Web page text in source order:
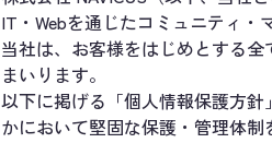
IT・Webを通じたコミュニティ・
当社は、お客様をはじめとする
まいります。
以下に掲げる「個人情報保護方
かにおいて堅固な保護・管理体制